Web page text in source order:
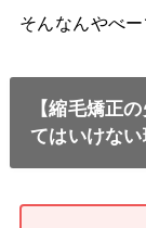
そんなんやべー
【縮毛矯正
てはいけない